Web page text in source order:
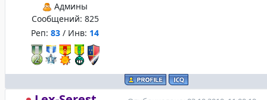
Админы
Сообщений: 825
Реп: 83 / Инв: 14